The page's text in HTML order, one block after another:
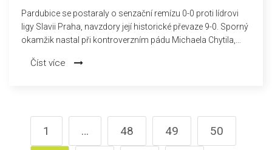
Pardubice se postaraly o senzační remízu 0-0 proti lídrovi
ligy Slavii Praha, navzdory její historické převaze 9-0. Sporný
okamžik nastal při kontroverzním pádu Michaela Chytila,
penaltu. Slavia zůstává na 1. místě s 53 body, zatímco
Číst více
1 … 48 49 50